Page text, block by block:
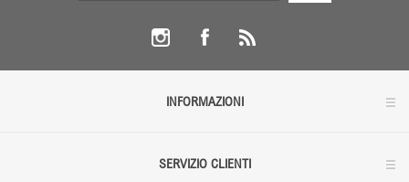
INFORMAZIONI
SERVIZIO CLIENTI